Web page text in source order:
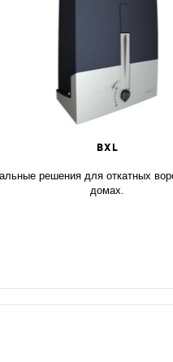
BXL
решения для откатных
домах.